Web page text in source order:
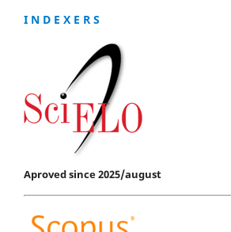
I N D E X E R S
Aproved since 2025/august